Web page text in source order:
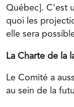
Québec]. C’est
quoi les
elle sera
La Charte de la
Le Comité a
au sein de la